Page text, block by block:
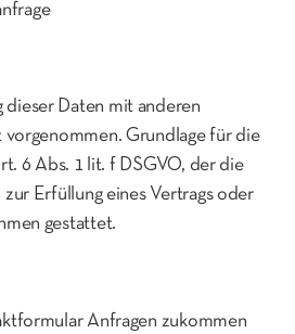
dieser Daten mit anderen
Grundlage für die
6 Abs. 1 lit. f DSGVO, der die
Erfüllung eines Vertrags oder
gestattet.
Anfragen zukommen